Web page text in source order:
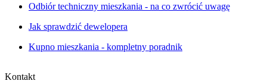
Odbiór techniczny mieszkania - na co zwrócić uwagę
Jak sprawdzić dewelopera
Kupno mieszkania - kompletny poradnik
Kontakt